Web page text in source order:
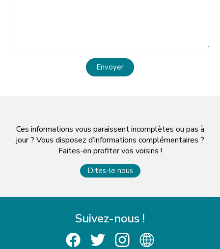
Envoyer
Ces informations vous paraissent incomplètes ou pas à
jour ? Vous disposez d’informations complémentaires ?
Faites-en profiter vos voisins !
Dites-le nous
Suivez-nous !